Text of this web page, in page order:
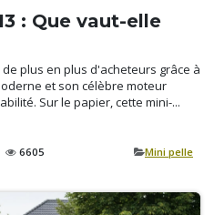
: Que vaut-elle
plus en plus d'acheteurs grâce à
et son célèbre moteur
Sur le papier, cette mini-...
6605 ​Mini pelle